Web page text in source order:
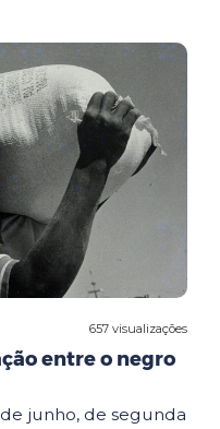
657 visualizações
entre o negro
junho, de segunda